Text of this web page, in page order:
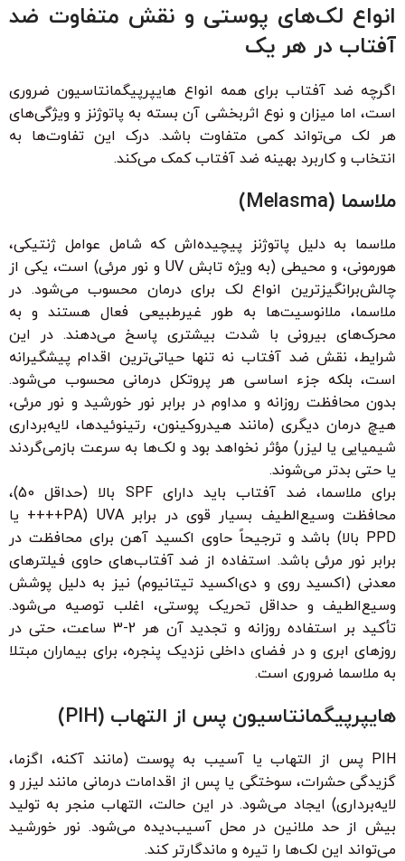
انواع لک‌های پوستی و نقش متفاوت ضد
آفتاب در هر یک
اگرچه ضد آفتاب برای همه انواع هایپرپیگمانتاسیون ضروری
است، اما میزان و نوع اثربخشی آن بسته به پاتوژنز و ویژگی‌های
هر لک می‌تواند کمی متفاوت باشد. درک این تفاوت‌ها به
انتخاب و کاربرد بهینه ضد آفتاب کمک می‌کند.
ملاسما (Melasma)
ملاسما به دلیل پاتوژنز پیچیده‌اش که شامل عوامل ژنتیکی،
هورمونی، و محیطی (به ویژه تابش UV و نور مرئی) است، یکی از
چالش‌برانگیزترین انواع لک برای درمان محسوب می‌شود. در
ملاسما، ملانوسیت‌ها به طور غیرطبیعی فعال هستند و به
محرک‌های بیرونی با شدت بیشتری پاسخ می‌دهند. در این
شرایط، نقش ضد آفتاب نه تنها حیاتی‌ترین اقدام پیشگیرانه
است، بلکه جزء اساسی هر پروتکل درمانی محسوب می‌شود.
بدون محافظت روزانه و مداوم در برابر نور خورشید و نور مرئی،
هیچ درمان دیگری (مانند هیدروکینون، رتینوئیدها، لایه‌برداری
شیمیایی یا لیزر) مؤثر نخواهد بود و لک‌ها به سرعت بازمی‌گردند
یا حتی بدتر می‌شوند.
برای ملاسما، ضد آفتاب باید دارای SPF بالا (حداقل 50)،
محافظت وسیع‌الطیف بسیار قوی در برابر UVA (PA++++ یا
PPD بالا) باشد و ترجیحاً حاوی اکسید آهن برای محافظت در
برابر نور مرئی باشد. استفاده از ضد آفتاب‌های حاوی فیلترهای
معدنی (اکسید روی و دی‌اکسید تیتانیوم) نیز به دلیل پوشش
وسیع‌الطیف و حداقل تحریک پوستی، اغلب توصیه می‌شود.
تأکید بر استفاده روزانه و تجدید آن هر 2-3 ساعت، حتی در
روزهای ابری و در فضای داخلی نزدیک پنجره، برای بیماران مبتلا
به ملاسما ضروری است.
هایپرپیگمانتاسیون پس از التهاب (PIH)
PIH پس از التهاب یا آسیب به پوست (مانند آکنه، اگزما،
گزیدگی حشرات، سوختگی یا پس از اقدامات درمانی مانند لیزر و
لایه‌برداری) ایجاد می‌شود. در این حالت، التهاب منجر به تولید
بیش از حد ملانین در محل آسیب‌دیده می‌شود. نور خورشید
می‌تواند این لک‌ها را تیره و ماندگارتر کند.